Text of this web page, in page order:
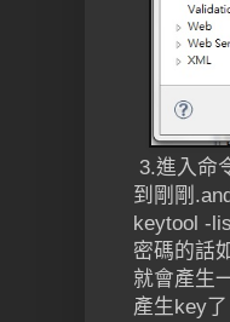
3.進入命
到剛剛
keytool -
密碼的話
就會產生
產生key了